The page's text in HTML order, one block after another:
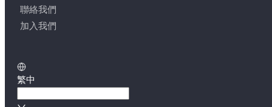
聯絡我們
加入我們
繁中